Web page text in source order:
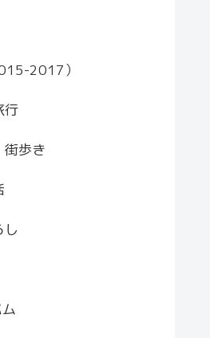
2017）
行
街歩き
し